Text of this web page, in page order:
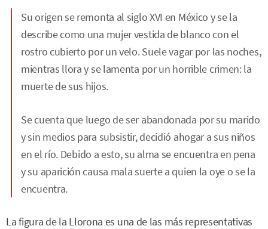
Su origen se remonta al siglo XVI en México y se la
describe como una mujer vestida de blanco con el
rostro cubierto por un velo. Suele vagar por las noches,
mientras llora y se lamenta por un horrible crimen: la
muerte de sus hijos.
Se cuenta que luego de ser abandonada por su marido
y sin medios para subsistir, decidió ahogar a sus niños
en el río. Debido a esto, su alma se encuentra en pena
y su aparición causa mala suerte a quien la oye o se la
encuentra.
La figura de la Llorona es una de las más representativas